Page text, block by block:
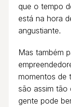
que o tempo
está na hora
angustiante.
Mas também
momentos de
são assim tão
gente pode